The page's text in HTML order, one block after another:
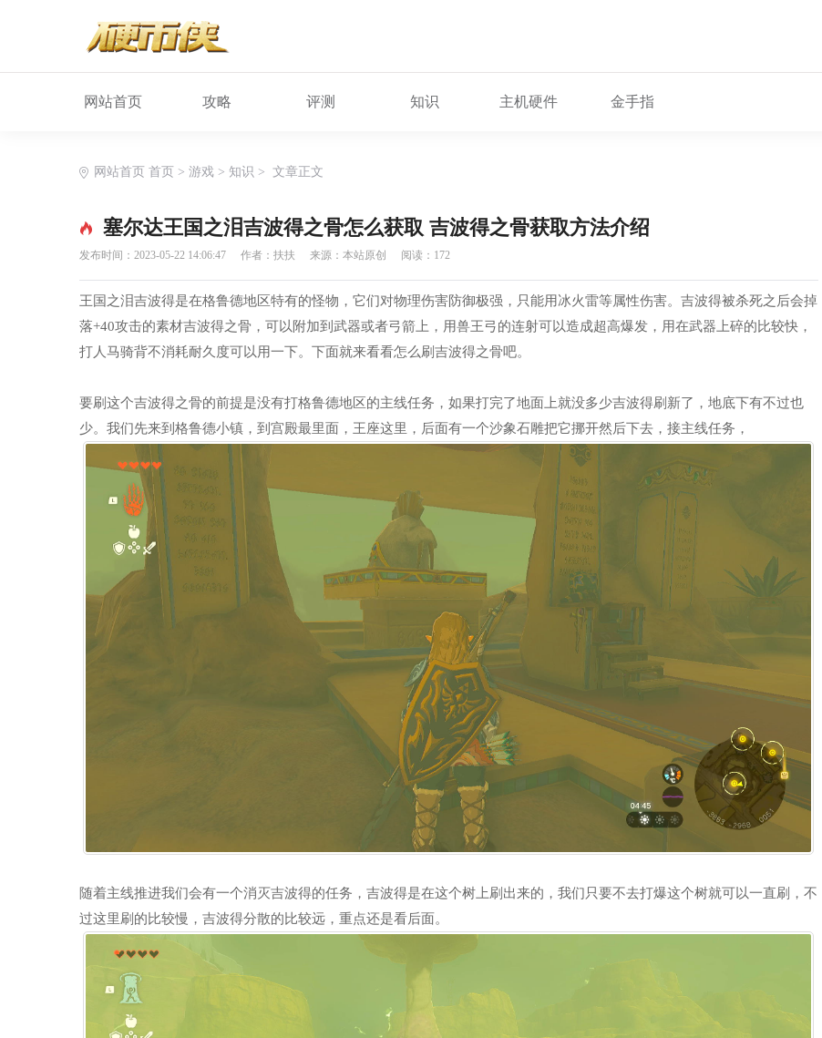
网站首页 攻略 评测 知识 主机硬件 金手指
网站首页 首页 > 游戏 > 知识 > 文章正文
塞尔达王国之泪吉波得之骨怎么获取 吉波得之骨获取方法介绍
发布时间：2023-05-22 14:06:47 作者：扶扶 来源：本站原创 阅读：172
王国之泪吉波得是在格鲁德地区特有的怪物，它们对物理伤害防御极强，只能用冰火雷等属性伤害。吉波得被杀死之后会掉
落+40攻击的素材吉波得之骨，可以附加到武器或者弓箭上，用兽王弓的连射可以造成超高爆发，用在武器上碎的比较快，
打人马骑背不消耗耐久度可以用一下。下面就来看看怎么刷吉波得之骨吧。
要刷这个吉波得之骨的前提是没有打格鲁德地区的主线任务，如果打完了地面上就没多少吉波得刷新了，地底下有不过也
少。我们先来到格鲁德小镇，到宫殿最里面，王座这里，后面有一个沙象石雕把它挪开然后下去，接主线任务，
随着主线推进我们会有一个消灭吉波得的任务，吉波得是在这个树上刷出来的，我们只要不去打爆这个树就可以一直刷，不
过这里刷的比较慢，吉波得分散的比较远，重点还是看后面。